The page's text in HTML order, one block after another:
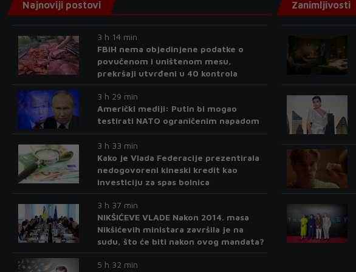
Najnoviji postovi
3 h 14 min
FBiH nema objedinjene podatke o
povučenom i uništenom mesu,
prekršaji utvrđeni u 40 kontrola
3 h 29 min
Američki mediji: Putin bi mogao
testirati NATO ograničenim napadom
3 h 33 min
Kako je Vlada Federacije prezentirala
nedogovoreni kineski kredit kao
investiciju za spas bolnica
3 h 37 min
NIKŠIĆEVE VLADE Nakon 2014. masa
Nikšićevih ministara završila je na
sudu, što će biti nakon ovog mandata?
5 h 32 min
Zanimljivosti